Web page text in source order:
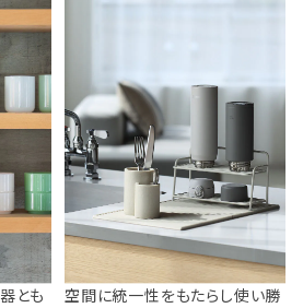
とも
空間に統一性をもたらし使い勝